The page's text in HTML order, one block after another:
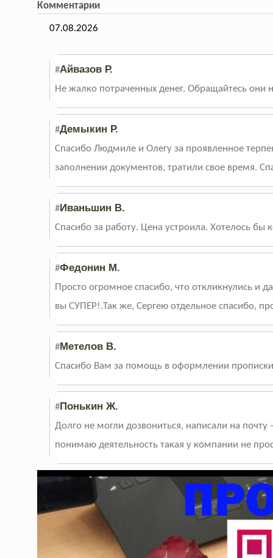
Комментарии
07.08.2026
#Айвазов Р.
Не жалко потраченных денег. Обращайтесь они
#Демыкин Р.
Спасибо Людмиле и Олегу за проявленное
заполнении документов, тратили свое время.
#Иваньшин В.
Спасибо за работу. Цена устроила. Хотелось
#Федонин М.
Просто огромное спасибо, что откликнулись и
вы СУПЕР!.Так же, Сергею отдельное спасибо,
#Метелов В.
Спасибо Вам за помощь в оформлении
#Понькин Ж.
Долго не могли дозвониться, написали на
понимаю деятельность такая у компании не